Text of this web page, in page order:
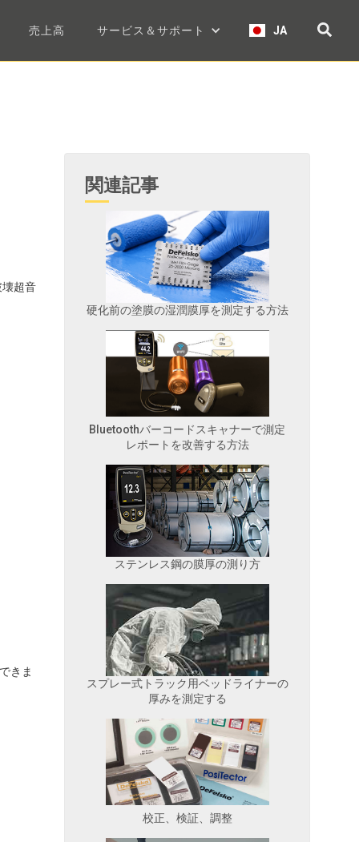
売上高 サービス＆サポート JA
超音
きま
関連記事
硬化前の塗膜の湿潤膜厚を測定する方法
Bluetoothバーコードスキャナーで測定
レポートを改善する方法
ステンレス鋼の膜厚の測り方
スプレー式トラック用ベッドライナーの
厚みを測定する
校正、検証、調整